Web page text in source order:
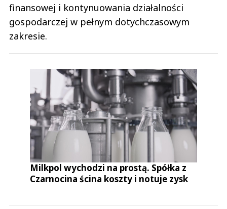
finansowej i kontynuowania działalności
gospodarczej w pełnym dotychczasowym
zakresie.
Milkpol wychodzi na prostą. Spółka z
Czarnocina ścina koszty i notuje zysk